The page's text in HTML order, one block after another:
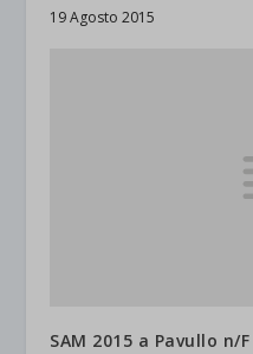
19 Agosto 2015
SAM 2015 a Pavullo n/F